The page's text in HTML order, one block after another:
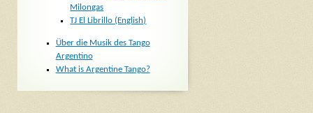
Milongas
TJ El Librillo (English)
Über die Musik des Tango
Argentino
What is Argentine Tango?